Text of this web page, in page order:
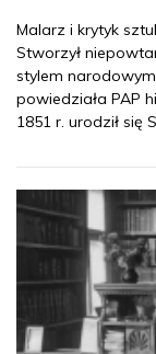
Malarz i krytyk
Stworzył
stylem
powiedziała PAP
1851 r. urodził się